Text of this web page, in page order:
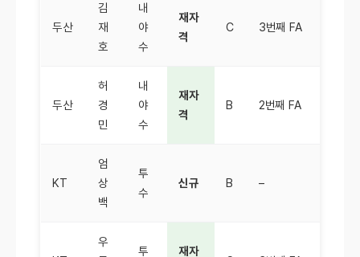
두산
김
재
호
내
야
수
재자
격
C 3번째 FA
두산
허
경
민
내
야
수
재자
격
B 2번째 FA
KT
엄
상
백
투
수
신규 B –
우
투 재자